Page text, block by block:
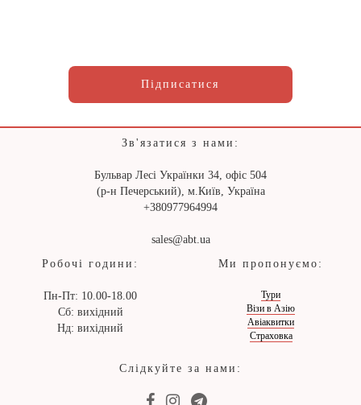
Підписатися
Зв'язатися з нами:
Бульвар Лесі Українки 34, офіс 504
(р-н Печерський), м.Київ, Україна
+380977964994
sales@abt.ua
Робочі години:
Пн-Пт: 10.00-18.00
Сб: вихідний
Нд: вихідний
Ми пропонуємо:
Тури
Візи в Азію
Авіаквитки
Страховка
Слідкуйте за нами: